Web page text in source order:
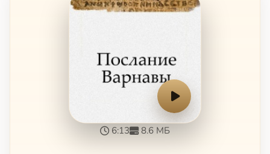
6:13 8.6 МБ